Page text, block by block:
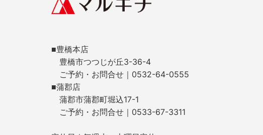
■豊橋本店
豊橋市つつじが丘3-36-4
ご予約・お問合せ｜0532-64-0555
■蒲郡店
蒲郡市蒲郡町堀込17-1
ご予約・お問合せ｜0533-67-3311